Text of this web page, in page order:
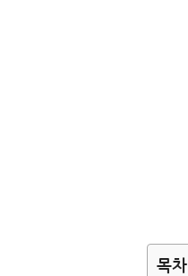
목차